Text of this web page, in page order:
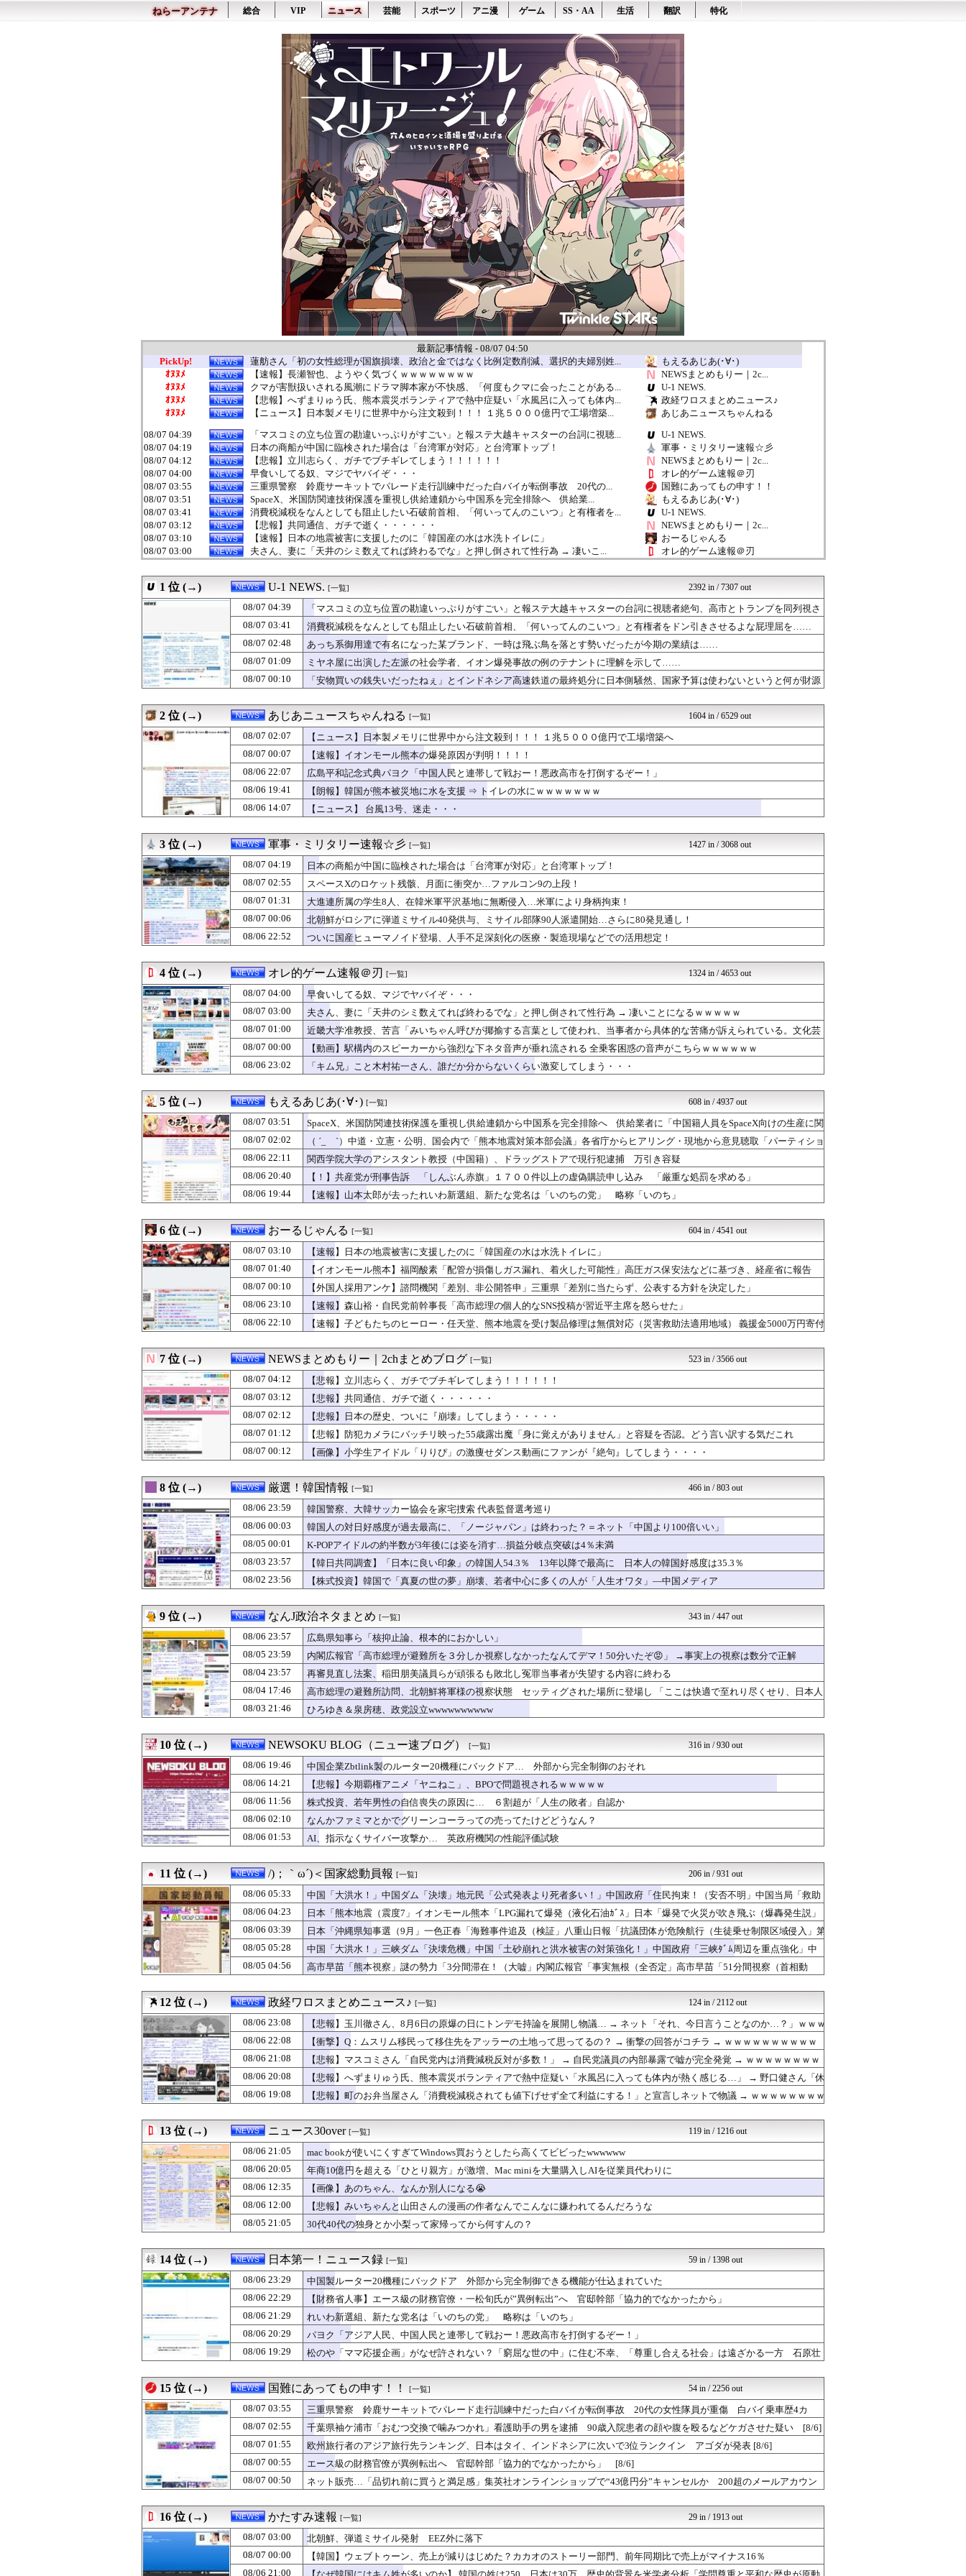
ねらーアンテナ 総合 VIP ニュース 芸能 スポーツ アニ漫 ゲーム SS・AA 生活 翻訳 特化
最新記事情報 - 08/07 04:50
PickUp!
蓮舫さん「初の女性総理が国旗損壊、政治と金ではなく比例定数削減、選択的夫婦別姓...
もえるあじあ(･∀･)
ｵﾇﾇﾒ
【速報】長瀬智也、ようやく気づくｗｗｗｗｗｗｗｗ
NEWSまとめもりー｜2c...
ｵﾇﾇﾒ
クマが害獣扱いされる風潮にドラマ脚本家が不快感、「何度もクマに会ったことがある...
U-1 NEWS.
ｵﾇﾇﾒ
【悲報】へずまりゅう氏、熊本震災ボランティアで熱中症疑い「水風呂に入っても体内...
政経ワロスまとめニュース♪
ｵﾇﾇﾒ
【ニュース】日本製メモリに世界中から注文殺到！！！ １兆５０００億円で工場増築...
あじあニュースちゃんねる
08/07 04:39
「マスコミの立ち位置の勘違いっぷりがすごい」と報ステ大越キャスターの台詞に視聴...
U-1 NEWS.
08/07 04:19
日本の商船が中国に臨検された場合は「台湾軍が対応」と台湾軍トップ！
軍事・ミリタリー速報☆彡
08/07 04:12
【悲報】立川志らく、ガチでブチギレてしまう！！！！！！
NEWSまとめもりー｜2c...
08/07 04:00
早食いしてる奴、マジでヤバイぞ・・・
オレ的ゲーム速報＠刃
08/07 03:55
三重県警察 鈴鹿サーキットでパレード走行訓練中だった白バイが転倒事故 20代の...
国難にあってもの申す！！
08/07 03:51
SpaceX、米国防関連技術保護を重視し供給連鎖から中国系を完全排除へ 供給業...
もえるあじあ(･∀･)
08/07 03:41
消費税減税をなんとしても阻止したい石破前首相、「何いってんのこいつ」と有権者を...
U-1 NEWS.
08/07 03:12
【悲報】共同通信、ガチで逝く・・・・・・
NEWSまとめもりー｜2c...
08/07 03:10
【速報】日本の地震被害に支援したのに「韓国産の水は水洗トイレに」
おーるじゃんる
08/07 03:00
夫さん、妻に「天井のシミ数えてれば終わるでな」と押し倒されて性行為 → 凄いこ...
オレ的ゲーム速報＠刃
08/07 03:00
北朝鮮、弾道ミサイル発射 EEZ外に落下
かたすみ速報
08/07 03:00
【食洗機】韓国人が騒ぐ「水洗い」は予備洗浄だった！日本の飲食店の衛生習慣を解説
モッコスヌ〜ン
08/07 02:55
スペースXのロケット残骸、月面に衝突か…ファルコン9の上段！
軍事・ミリタリー速報☆彡
千葉県袖ケ浦市「おむつ交換で噛みつかれ」看護助手の男を逮捕 90歳入院患者の顔...
国難にあってもの申す！！
あっち系御用達で有名になった某ブランド、一時は飛ぶ鳥を落とす勢いだったが今期の...
U-1 NEWS.
08/07 02:40
高市首相、2年限定の消費減税「確実に戻す」発言は「私の覚悟」
とりのまるやき（保守）
08/07 02:12
【悲報】日本の歴史、ついに『崩壊』してしまう・・・・・
NEWSまとめもりー｜2c...
08/07 02:07
【ニュース】日本製メモリに世界中から注文殺到！！！ １兆５０００億円で工場増築...
あじあニュースちゃんねる
08/07 02:02
（ ´_ゝ`）中道・立憲・公明、国会内で「熊本地震対策本部会議」各省庁からヒア...
もえるあじあ(･∀･)
08/07 02:00
【フランス人の日本好き】中国人女性が「日本人と間違われた」衝撃エピソードが示す...
モッコスヌ〜ン
08/07 01:55
欧州旅行者のアジア旅行先ランキング、日本はタイ、インドネシアに次いで3位ランク...
国難にあってもの申す！！
08/07 01:40
【イオンモール熊本】福岡酸素「配管が損傷しガス漏れ、着火した可能性」高圧ガス保...
おーるじゃんる
08/07 01:31
大進連所属の学生8人、在韓米軍平沢基地に無断侵入…米軍により身柄拘束！
軍事・ミリタリー速報☆彡
【悲報】防犯カメラにバッチリ映った55歳露出魔「身に覚えがありません」と容疑を...
08/07 01:09
ミヤネ屋に出演した左派の社会学者、イオン爆発事故の例のテナントに理解を示して…...
08/07 01:00
「期待されたほどの成果ない」 ゼレンスキー氏が日本の支援に不満を表明
常識的に考えた
08/07 01:00
近畿大学准教授、苦言「みいちゃん呼びが揶揄する言葉として使われ、当事者から具体...
オレ的ゲーム速報＠刃
08/07 01:00
米穀商社の木徳神糧4-6月期経常利益、前年同期比97.7％減の0.7億円に減益
08/07 00:55
エース級の財務官僚が異例転出へ 官邸幹部「協力的でなかったから」 [8/6]
国難にあってもの申す！！
08/07 00:50
ネット販売…「品切れ前に買うと満足感」集英社オンラインショップで“43億円分”...
国難にあってもの申す！！
08/07 00:12
【画像】小学生アイドル「りりぴ」の激痩せダンス動画にファンが『絶句』してしまう...
08/07 00:10
「安物買いの銭失いだったねぇ」とインドネシア高速鉄道の最終処分に日本側騒然、国...
U-1 NEWS.
08/07 00:10
【外国人採用アンケ】諮問機関「差別、非公開答申」三重県「差別に当たらず、公表す...
08/07 00:07
【速報】イオンモール熊本の爆発原因が判明！！！！
北朝鮮がロシアに弾道ミサイル40発供与、ミサイル部隊90人派遣開始…さらに80...
軍事・ミリタリー速報☆彡
08/07 00:00
【韓国】ウェブトゥーン、売上が減りはじめた？カカオのストーリー部門、前年同期比...
かたすみ速報
08/07 00:00
【動画】駅構内のスピーカーから強烈な下ネタ音声が垂れ流される 全乗客困惑の音声...
オレ的ゲーム速報＠刃
08/07 00:00
【島根】コンビニで1800mlの麦焼酎（いいちこ）をズボンのポケットに入れて万...
常識的に考えた
08/07 00:00
上海一月風暴とは——造反派が一夜で市の権力を奪った1967年1月
ネトウヨにゅーす
08/07 00:00
【悲報】政府、SA有料化検討で「休めと言いつつ休むな」矛盾にネット呆れ
08/06 23:59
韓国警察、大韓サッカー協会を家宅捜索 代表監督選考巡り
厳選！韓国情報
08/06 23:57
広島県知事ら「核抑止論、根本的におかしい」
なんJ政治ネタまとめ
08/06 23:55
中国外務省、広島原爆投下に関して「同情を得ようと核被害者の立場を政治利用」[8...
国難にあってもの申す！！
08/06 23:29
中国製ルーター20機種にバックドア 外部から完全制御できる機能が仕込まれていた
日本第一！ニュース録
08/06 23:12
【衝撃】藤原紀香＆ののかちゃん、異色のコンビで「まんが日本昔ばなし」を舞台化し...
NEWSまとめもりー｜2c...
08/06 23:10
クマが害獣扱いされる風潮にドラマ脚本家が不快感、「何度もクマに会ったことがある...
08/06 23:08
【悲報】玉川徹さん、8月6日の原爆の日にトンデモ持論を展開し物議… → ネット...
政経ワロスまとめニュース♪
08/06 23:02
「キム兄」こと木村祐一さん、誰だか分からないくらい激変してしまう・・・
オレ的ゲーム速報＠刃
08/06 23:00
【米国株】SpaceXってIPOの時よりもう低いんか？？FANGは握り続けるべ...
│米国株ETFまとめ速報
08/06 23:00
家計資産の株比率､バブル期並み2割強 白書はインフレ防衛の格差注視
常識的に考えた
08/06 23:00
【マイクロLED】CPUとGPUをモールス信号で通信！？MicrosoftとT...
モッコスヌ〜ン
08/06 22:55
コメ価格先行き指数 過去最低 今後も値下がり傾向 [8/6]
国難にあってもの申す！！
08/06 22:52
ついに国産ヒューマノイド登場、人手不足深刻化の医療・製造現場などでの活用想定！
軍事・ミリタリー速報☆彡
08/06 22:30
【悲報】時給1500円でもミャンマー人に逃げられる…地方の雇用崩壊がヤバい
モッコスヌ〜ン
08/06 22:29
【財務省人事】エース級の財務官僚・一松旬氏が”異例転出”へ 官邸幹部「協力的で...
日本第一！ニュース録
08/06 22:11
関西学院大学のアシスタント教授（中国籍）、ドラッグストアで現行犯逮捕 万引き容...
08/06 22:10
【速報】子どもたちのヒーロー・任天堂、熊本地震を受け製品修理は無償対応（災害救...
おーるじゃんる
08/06 22:09
熊本の被災地で暴れまくったメディア取材陣、堪忍袋の緒が切れた地元住民が苦情を寄...
08/06 22:08
【衝撃】Q：ムスリム移民って移住先をアッラーの土地って思ってるの？ → 衝撃の...
政経ワロスまとめニュース♪
広島平和記念式典パヨク「中国人民と連帯して戦おー！悪政高市を打倒するぞー！」
あじあニュースちゃんねる
08/06 22:00
【農産物】26年上半期の輸出額最高 2年連続で更新、8977億円 農水省...
常識的に考えた
08/06 22:00
セクシー系アカウントの美人女性「20歳でアルファードを一括で買っちゃう私って素...
オレ的ゲーム速報＠刃
08/06 22:00
【米国株】米SP500が最高値も円高でオルカン・SP500投信の含み益減
│米国株ETFまとめ速報
08/06 22:00
サム・アルトマンとは何者か——Googleミートで解雇された「5日間」を生き延...
ネトウヨにゅーす
08/06 21:55
「Linuxで十分じゃね…？」世界が気付き始める Linuxの市場シェアが初め...
国難にあってもの申す！！
08/06 21:40
【速報】しんぶん赤旗、短期間に1700件の購読申し込みで嬉し泣き→「うそでーす...
08/06 21:38
廃止すべき地方空港は？！
08/06 21:30
【韓国・聯合ニュース】 金与正氏 日本の巡航ミサイル試射に反発＝「軍事的対応」...
脱亜論
08/06 21:30
野田クリスタルさん「イラストレーターの人が『AIに仕事を奪われる』って言ってる...
オレ的ゲーム速報＠刃
08/06 21:30
【田舎移住】妻がセクハラ被害、強制労働の実態…30代夫が絶望した理由
08/06 21:29
れいわ新選組、新たな党名は「いのちの党」 略称は「いのち」
日本第一！ニュース録
08/06 21:15
もう誤魔化せない位酷いんだな 〜 【韓国】ウェブトゥーン、売上が減りはじめた？...
反日愚国 恨寓瘻
08/06 21:12
【悲報】橋本マナミ「頭を洗ってて『なんか生ぬるいな』と思ったら、後ろで息子が…...
NEWSまとめもりー｜2c...
08/06 21:09
「やつらの目は節穴か？」と日米に見切りをつけた欧州投資家の選択に衝撃を受ける人...
U-1 NEWS.
08/06 21:08
【悲報】マスコミさん「自民党内は消費減税反対が多数！」 → 自民党議員の内部暴...
08/06 21:05
mac bookが使いにくすぎてWindows買おうとしたら高くてビビったww...
08/06 21:00
【IT/ネット】中国企業Zbtlink製ルーター20機種にバックドア、外部から...
│米国株ETFまとめ速報
08/06 21:00
米農家、コメが余りすぎて高市首相にブチギレ・・・「政府には何の期待もできない。...
オレ的ゲーム速報＠刃
08/06 21:00
【相次ぐ家賃値上げ】8万が12万円「とても払えず」 どうすれば
08/06 21:00
【なぜ韓国にはキム姓が多いのか】 韓国の姓は250、日本は30万…歴史的背景を...
かたすみ速報
08/06 20:40
【イオンモール熊本爆発】経産省が原因をほぼ特定、全国の大規模施設でガス供給設備...
おーるじゃんる
08/06 20:40
【！】共産党が刑事告訴 「しんぶん赤旗」１７００件以上の虚偽購読申し込み 「厳...
もえるあじあ(･∀･)
08/06 20:24
警官が発砲→「適正だったか調査」するわけ…実は銃を構えただけで警察本部長まで報...
軍事・ミリタリー速報☆彡
08/06 20:08
【悲報】へずまりゅう氏、熊本震災ボランティアで熱中症疑い「水風呂に入っても体内...
政経ワロスまとめニュース♪
08/06 20:05
年商10億円を超える「ひとり親方」が激増、Mac miniを大量購入しAIを従...
08/06 20:00
【速報】れいわ新選組、「いのちの党」に党名変更
常識的に考えた
08/06 20:00
【おんＪ株式投資部】タカラトミーは好決算なのに…！？銀行銘柄は調整か？
│米国株ETFまとめ速報
08/06 19:46
中国企業Zbtlink製のルーター20機種にバックドア… 外部から完全制御のお...
NEWSOKU BLOG（...
08/06 19:44
【速報】山本太郎が去ったれいわ新選組、新たな党名は「いのちの党」 略称「いのち...
もえるあじあ(･∀･)
08/06 19:41
【朗報】韓国が熊本被災地に水を支援 ⇒ トイレの水にｗｗｗｗｗｗｗ
あじあニュースちゃんねる
08/06 19:29
松のや「ママ応援企画」がなぜ許されない？「窮屈な世の中」に住む不幸、「尊重し合...
日本第一！ニュース録
08/06 19:10
ウクライナ軍参謀本部「今年のロシア軍死傷者24万人…新規兵力の募集規模を上回る...
軍事・ミリタリー速報☆彡
08/06 19:08
【悲報】町のお弁当屋さん「消費税減税されても値下げせず全て利益にする！」と宣言...
政経ワロスまとめニュース♪
08/06 19:00
NISA否定派の意見を聞かせてほしい
08/06 18:34
河合ゆうすけ「来年8月に行われる埼玉県知事選に立候補致します。現職の大野知事は...
08/06 18:08
【！】辻元清美さん、高市総理の被災地入りに「プロモーションのような動画を撮らせ...
政経ワロスまとめニュース♪
08/06 18:02
【財務省人事】内閣人事局、エース級の財務官僚を異例転出 官邸幹部「協力的でなか...
08/06 18:00
【 学校からプールが消え…】“泳げない子ども”が増えている 「クロールで25m...
08/06 18:00
珍しく南北から同時に叩かれた日本 韓国からは「領土問題」、北朝鮮からは「トマホ...
かたすみ速報
08/06 18:00
【動画】ワイ「AIくん！美人マッマが息子に頼まれてえちえち衣装を着るアニメ作っ...
ネトウヨにゅーす
08/06 17:22
「公立に行ったら笑われる」5歳から受験漬け。高校まで公立の39歳夫が見た妻の「...
知りタイムズ
08/06 17:15
そんな印象操作は意味ない 〜 ｵｻﾞｰｲﾁﾛｰ「デニーにはなんの責任もないのに...
反日愚国 恨寓瘻
08/06 16:52
【外国人公務員】三重県、ぱよくマスコミの総攻撃に屈せず！「県民対象アンケート『...
もえるあじあ(･∀･)
08/06 16:38
【悲報】石破茂さん「高市内閣のやり方は強引だ！」支持率下落の理由を指摘 → ﾈ...
政経ワロスまとめニュース♪
08/06 16:30
客が使ったビールジョッキを水だけですすいで再提供した日本の飲食店…韓国のネット...
脱亜論
08/06 15:29
ブランドいちご「いちごさん」の苗2000株盗まれる
日本第一！ニュース録
08/06 15:15
戦争を仕掛けてんのは明らかに中国だろうに 〜 中核派活動家らが前夜集会「高市打...
反日愚国 恨寓瘻
08/06 15:14
森山前幹事長が暴露「高市総理のSNS投稿が習主席を怒らせた」 「その投稿が中国...
もえるあじあ(･∀･)
08/06 15:08
【ｗ】財務省「減税反対！」 → 高市総理「ふ～ん、人事権発動ね？」 → 結果 ...
政経ワロスまとめニュース♪
08/06 14:30
入国拒否の半数が日本人!? 「オーストラリアで日本人女性が売春」
ネトウヨにゅーす
08/06 14:29
ＮＨＫ職員が番組出演者から性被害、別職場への復職希望に応じない不適切対応…メデ...
日本第一！ニュース録
08/06 14:21
【悲報】今期覇権アニメ「ヤニねこ」、BPOで問題視されるｗｗｗｗｗ
NEWSOKU BLOG（...
08/06 14:07
【ニュース】 台風13号、迷走・・・
あじあニュースちゃんねる
08/06 13:15
白丁が両班の姓を真似したからだろ 〜 【なぜ韓国にはキム姓が多いのか】 韓国の...
反日愚国 恨寓瘻
08/06 12:35
【画像】あのちゃん、なんか別人になる😭
ニュース30over
08/06 12:07
【朗報】高市首相、爆乳化！！！ サナ活待ったなし！
あじあニュースちゃんねる
08/06 12:00
【悲報】みいちゃんと山田さんの漫画の作者なんでこんなに嫌われてるんだろうな
ニュース30over
08/06 12:00
【台湾】 頼総統、台日の最大の脅威は「中国の威圧的行動」 団結訴え
かたすみ速報
08/06 11:56
株式投資、若年男性の自信喪失の原因に… ６割超が「人生の敗者」自認か
NEWSOKU BLOG（...
08/06 11:30
【もう何も残っていない】 信用取引で失敗 絶望の投稿から2日後…韓国株式市場が...
脱亜論
08/06 11:15
共産党経由で募金する理由なんてない 〜 共産党「日本共産党は中抜きしません！安...
08/06 10:07
【速報】日本共産党、沖縄県知事選で公職選挙法違反！！！ 110番通報されても辞...
あじあニュースちゃんねる
08/06 09:15
むしろ守る人がいない沖縄 〜 玉城デニーと書かれた横断幕を貼る人々、公職選挙法...
反日愚国 恨寓瘻
08/06 09:00
【東亜日報】 ギャラクシーＺ８、韓国で予約販売１４４万台の旋風
かたすみ速報
08/06 08:11
日経「おい、高市。消費税減税の強行は将来に禍根を残すゾ」
08/06 08:07
【悲報】ジャンポケ斉藤、懲役７年求刑ｗｗｗｗｗｗｗ
08/06 08:00
姚文元とは何者か——四人組で唯一「筆」だけで権力を握った男
ネトウヨにゅーす
08/06 06:40
赤く染まってるねえ 〜 【韓国警察】侮辱容疑で韓国スターバックスに家宅捜索 ｢...
反日愚国 恨寓瘻
08/06 06:30
韓国外交省、防衛白書の竹島についての記述に抗議 即時撤回要求、日本公使呼び出す
脱亜論
08/06 06:00
【中央日報】猛暑のなか韓国各地で停電相次ぐ…一部住民は避難も
かたすみ速報
08/06 05:33
中国「大洪水！」中国ダム「決壊」地元民「公式発表より死者多い！」中国政府「住民...
/)；｀ω´)＜国家総動...
日本「熊本地震（震度7」イオンモール熊本「LPG漏れて爆発（液化石油ｶﾞｽ」日...
/)；｀ω´)＜国家総動...
日本「沖縄県知事選（9月」一色正春「海難事件追及（検証」八重山日報「抗議団体が...
/)；｀ω´)＜国家総動...
なんかファミマとかでグリーンコーラっての売ってたけどどうなん？
NEWSOKU BLOG（...
08/06 01:53
AI、指示なくサイバー攻撃か… 英政府機関の性能評価試験
08/06 01:38
鳩山由紀夫「財源を示せ、財政が持たないと、史上最悪の首相を倒さなければならない...
とりのまるやき（保守）
08/06 00:03
韓国人の対日好感度が過去最高に、「ノージャパン」は終わった？＝ネット「中国より...
厳選！韓国情報
08/06 00:00
Geminiになれるとチャッピー遅く感じるな ネトウヨにゅーす
1 位 (→) U-1 NEWS. [一覧] 2392 in / 7307 out
08/07 04:39
「マスコミの立ち位置の勘違いっぷりがすごい」と報ステ大越キャスターの台詞に視聴者絶句、高市とトランプを同列視さ
せようという思惑がひしひしと
08/07 03:41
消費税減税をなんとしても阻止したい石破前首相、「何いってんのこいつ」と有権者をドン引きさせるよな屁理屈を……
08/07 02:48
あっち系御用達で有名になった某ブランド、一時は飛ぶ鳥を落とす勢いだったが今期の業績は……
08/07 01:09
ミヤネ屋に出演した左派の社会学者、イオン爆発事故の例のテナントに理解を示して……
08/07 00:10
「安物買いの銭失いだったねぇ」とインドネシア高速鉄道の最終処分に日本側騒然、国家予算は使わないというと何が財源
2 位 (→) あじあニュースちゃんねる [一覧] 1604 in / 6529 out
08/07 02:07
【ニュース】日本製メモリに世界中から注文殺到！！！ １兆５０００億円で工場増築へ
08/07 00:07
【速報】イオンモール熊本の爆発原因が判明！！！！
08/06 22:07
広島平和記念式典パヨク「中国人民と連帯して戦おー！悪政高市を打倒するぞー！」
08/06 19:41
【朗報】韓国が熊本被災地に水を支援 ⇒ トイレの水にｗｗｗｗｗｗｗ
08/06 14:07
【ニュース】 台風13号、迷走・・・
3 位 (→) 軍事・ミリタリー速報☆彡 [一覧] 1427 in / 3068 out
08/07 04:19
日本の商船が中国に臨検された場合は「台湾軍が対応」と台湾軍トップ！
08/07 02:55
スペースXのロケット残骸、月面に衝突か…ファルコン9の上段！
08/07 01:31
大進連所属の学生8人、在韓米軍平沢基地に無断侵入…米軍により身柄拘束！
08/07 00:06
北朝鮮がロシアに弾道ミサイル40発供与、ミサイル部隊90人派遣開始…さらに80発見通し！
08/06 22:52
ついに国産ヒューマノイド登場、人手不足深刻化の医療・製造現場などでの活用想定！
4 位 (→) オレ的ゲーム速報＠刃 [一覧] 1324 in / 4653 out
08/07 04:00
早食いしてる奴、マジでヤバイぞ・・・
08/07 03:00
夫さん、妻に「天井のシミ数えてれば終わるでな」と押し倒されて性行為 → 凄いことになるｗｗｗｗｗ
08/07 01:00
近畿大学准教授、苦言「みいちゃん呼びが揶揄する言葉として使われ、当事者から具体的な苦痛が訴えられている。文化芸
術は人を傷つけてもよい。ただし、傷つけ方がある」
08/07 00:00
【動画】駅構内のスピーカーから強烈な下ネタ音声が垂れ流される 全乗客困惑の音声がこちらｗｗｗｗｗｗ
08/06 23:02
「キム兄」こと木村祐一さん、誰だか分からないくらい激変してしまう・・・
5 位 (→) もえるあじあ(･∀･) [一覧] 608 in / 4937 out
08/07 03:51
SpaceX、米国防関連技術保護を重視し供給連鎖から中国系を完全排除へ 供給業者に「中国籍人員をSpaceX向けの生産に関
わらせないこと」「中国製の設備・部品を使わないこと」を要求し監査実施
08/07 02:02
（ ´_ゝ`）中道・立憲・公明、国会内で「熊本地震対策本部会議」各省庁からヒアリング・現地から意見聴取「パーティショ
ン、人手、宿泊施設の不足や、外国人実習生の方々にも対応してほしい」今日の午後、政府に要望書を提出
08/06 22:11
関西学院大学のアシスタント教授（中国籍）、ドラッグストアで現行犯逮捕 万引き容疑
08/06 20:40
【！】共産党が刑事告訴 「しんぶん赤旗」１７００件以上の虚偽購読申し込み 「厳重な処罰を求める」
08/06 19:44
【速報】山本太郎が去ったれいわ新選組、新たな党名は「いのちの党」 略称「いのち」
6 位 (→) おーるじゃんる [一覧] 604 in / 4541 out
08/07 03:10
【速報】日本の地震被害に支援したのに「韓国産の水は水洗トイレに」
08/07 01:40
【イオンモール熊本】福岡酸素「配管が損傷しガス漏れ、着火した可能性」高圧ガス保安法などに基づき、経産省に報告
08/07 00:10
【外国人採用アンケ】諮問機関「差別、非公開答申」三重県「差別に当たらず、公表する方針を決定した」
08/06 23:10
【速報】森山裕・自民党前幹事長「高市総理の個人的なSNS投稿が習近平主席を怒らせた」
08/06 22:10
【速報】子どもたちのヒーロー・任天堂、熊本地震を受け製品修理は無償対応（災害救助法適用地域） 義援金5000万円寄付
7 位 (→) NEWSまとめもりー｜2chまとめブログ [一覧] 523 in / 3566 out
08/07 04:12
【悲報】立川志らく、ガチでブチギレてしまう！！！！！！
08/07 03:12
【悲報】共同通信、ガチで逝く・・・・・・
08/07 02:12
【悲報】日本の歴史、ついに『崩壊』してしまう・・・・・
08/07 01:12
【悲報】防犯カメラにバッチリ映った55歳露出魔「身に覚えがありません」と容疑を否認。どう言い訳する気だこれ
08/07 00:12
【画像】小学生アイドル「りりぴ」の激痩せダンス動画にファンが『絶句』してしまう・・・・
8 位 (→) 厳選！韓国情報 [一覧] 466 in / 803 out
08/06 23:59
韓国警察、大韓サッカー協会を家宅捜索 代表監督選考巡り
08/06 00:03
韓国人の対日好感度が過去最高に、「ノージャパン」は終わった？＝ネット「中国より100倍いい」
08/05 00:01
K-POPアイドルの約半数が3年後には姿を消す…損益分岐点突破は4％未満
08/03 23:57
【韓日共同調査】「日本に良い印象」の韓国人54.3％ 13年以降で最高に 日本人の韓国好感度は35.3％
08/02 23:56
【株式投資】韓国で「真夏の世の夢」崩壊、若者中心に多くの人が「人生オワタ」―中国メディア
9 位 (→) なんJ政治ネタまとめ [一覧] 343 in / 447 out
08/06 23:57
広島県知事ら「核抑止論、根本的におかしい」
08/05 23:59
内閣広報官「高市総理が避難所を３分しか視察しなかったなんてデマ！50分いたぞ😡」 →事実上の視察は数分で正解
08/04 23:57
再審見直し法案、稲田朋美議員らが頑張るも敗北し冤罪当事者が失望する内容に終わる
08/04 17:46
高市総理の避難所訪問、北朝鮮将軍様の視察状態 セッティグされた場所に登場し 「ここは快適で至れり尽くせり、日本人
で良かった」と賛美を受ける しかし他の避難所では…
08/03 21:46 ひろゆき＆泉房穂、政党設立wwwwwwwwww
10 位 (→) NEWSOKU BLOG（ニュー速ブログ） [一覧] 316 in / 930 out
08/06 19:46
中国企業Zbtlink製のルーター20機種にバックドア… 外部から完全制御のおそれ
08/06 14:21
【悲報】今期覇権アニメ「ヤニねこ」、BPOで問題視されるｗｗｗｗｗ
08/06 11:56
株式投資、若年男性の自信喪失の原因に… ６割超が「人生の敗者」自認か
08/06 02:10
なんかファミマとかでグリーンコーラっての売ってたけどどうなん？
08/06 01:53
AI、指示なくサイバー攻撃か… 英政府機関の性能評価試験
11 位 (→) /)；｀ω´)＜国家総動員報 [一覧] 206 in / 931 out
08/06 05:33
中国「大洪水！」中国ダム「決壊」地元民「公式発表より死者多い！」中国政府「住民拘束！（安否不明」中国当局「救助
隊動画も削除」台風13号「三峡ﾀﾞﾑ接近中」→
08/06 04:23
日本「熊本地震（震度7」イオンモール熊本「LPG漏れて爆発（液化石油ｶﾞｽ」日本「爆発で火災が吹き飛ぶ（爆轟発生説」
ハビタ「遺族説明の虚偽を認める（営業部長発言」→
08/06 03:39
日本「沖縄県知事選（9月」一色正春「海難事件追及（検証」八重山日報「抗議団体が危険航行（生徒乗せ制限区域侵入」第
三者委員会「抗議団体の構成組織は日本共産党」→
08/05 05:28
中国「大洪水！」三峡ダム「決壊危機」中国「土砂崩れと洪水被害の対策強化！」中国政府「三峡ﾀﾞﾑ周辺を重点強化」中
国ダム「決壊」中国「現場封鎖！（空撮削除」→
08/05 04:56
高市早苗「熊本視察」謎の勢力「3分間滞在！（大嘘」内閣広報官「事実無根（全否定」高市早苗「51分間視察（首相動
12 位 (→) 政経ワロスまとめニュース♪ [一覧] 124 in / 2112 out
08/06 23:08
【悲報】玉川徹さん、8月6日の原爆の日にトンデモ持論を展開し物議… → ネット「それ、今日言うことなのか…？」ｗｗｗ
ｗｗｗｗｗｗｗｗｗｗ
08/06 22:08
【衝撃】Q：ムスリム移民って移住先をアッラーの土地って思ってるの？ → 衝撃の回答がコチラ → ｗｗｗｗｗｗｗｗｗｗ
ｗｗｗｗ
08/06 21:08
【悲報】マスコミさん「自民党内は消費減税反対が多数！」 → 自民党議員の内部暴露で嘘が完全発覚 → ｗｗｗｗｗｗｗｗ
ｗｗｗｗｗｗ
08/06 20:08
【悲報】へずまりゅう氏、熊本震災ボランティアで熱中症疑い「水風呂に入っても体内が熱く感じる…」 → 野口健さん「休
養日を設けた方がいい！」
08/06 19:08
【悲報】町のお弁当屋さん「消費税減税されても値下げせず全て利益にする！」と宣言しネットで物議 → ｗｗｗｗｗｗｗｗ
13 位 (→) ニュース30over [一覧] 119 in / 1216 out
08/06 21:05
mac bookが使いにくすぎてWindows買おうとしたら高くてビビったwwwwww
08/06 20:05
年商10億円を超える「ひとり親方」が激増、Mac miniを大量購入しAIを従業員代わりに
08/06 12:35
【画像】あのちゃん、なんか別人になる😭
08/06 12:00
【悲報】みいちゃんと山田さんの漫画の作者なんでこんなに嫌われてるんだろうな
08/05 21:05
30代40代の独身とか小梨って家帰ってから何すんの？
14 位 (→) 日本第一！ニュース録 [一覧] 59 in / 1398 out
08/06 23:29
中国製ルーター20機種にバックドア 外部から完全制御できる機能が仕込まれていた
08/06 22:29
【財務省人事】エース級の財務官僚・一松旬氏が”異例転出”へ 官邸幹部「協力的でなかったから」
08/06 21:29
れいわ新選組、新たな党名は「いのちの党」 略称は「いのち」
08/06 20:29
パヨク「アジア人民、中国人民と連帯して戦おー！悪政高市を打倒するぞー！」
08/06 19:29
松のや「ママ応援企画」がなぜ許されない？「窮屈な世の中」に住む不幸、「尊重し合える社会」は遠ざかる一方 石原壮
15 位 (→) 国難にあってもの申す！！ [一覧] 54 in / 2256 out
08/07 03:55
三重県警察 鈴鹿サーキットでパレード走行訓練中だった白バイが転倒事故 20代の女性隊員が重傷 白バイ乗車歴4カ
月 [8/6]
08/07 02:55
千葉県袖ケ浦市「おむつ交換で噛みつかれ」看護助手の男を逮捕 90歳入院患者の顔や腹を殴るなどケガさせた疑い [8/6]
08/07 01:55
欧州旅行者のアジア旅行先ランキング、日本はタイ、インドネシアに次いで3位ランクイン アゴダが発表 [8/6]
08/07 00:55
エース級の財務官僚が異例転出へ 官邸幹部「協力的でなかったから」 [8/6]
08/07 00:50
ネット販売…「品切れ前に買うと満足感」集英社オンラインショップで“43億円分”キャンセルか 200超のメールアカウン
16 位 (→) かたすみ速報 [一覧] 29 in / 1913 out
08/07 03:00
北朝鮮、弾道ミサイル発射 EEZ外に落下
08/07 00:00
【韓国】ウェブトゥーン、売上が減りはじめた？カカオのストーリー部門、前年同期比で売上がマイナス16％
08/06 21:00